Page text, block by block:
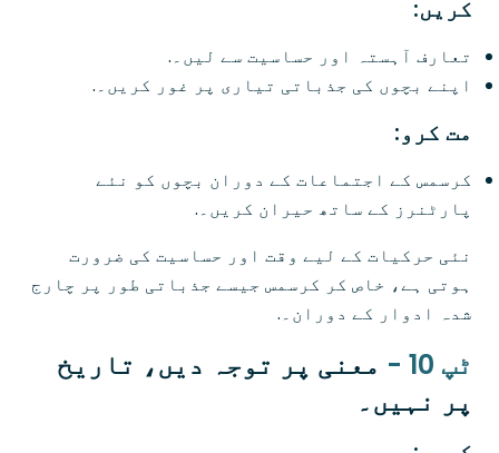
کریں:
تعارف آہستہ اور حساسیت سے لیں۔.
اپنے بچوں کی جذباتی تیاری پر غور کریں۔.
مت کرو:
کرسمس کے اجتماعات کے دوران بچوں کو نئے
پارٹنرز کے ساتھ حیران کریں۔.
نئی حرکیات کے لیے وقت اور حساسیت کی ضرورت
ہوتی ہے، خاص کر کرسمس جیسے جذباتی طور پر چارج
شدہ ادوار کے دوران۔.
ٹپ 10 -
معنی پر توجہ دیں، تاریخ
پر نہیں۔